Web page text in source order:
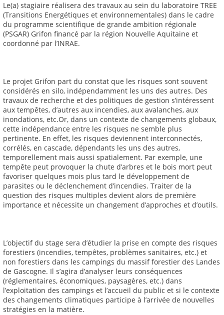
Le(a) stagiaire réalisera des travaux au sein du laboratoire TREE
(Transitions Energétiques et environnementales) dans le cadre
du programme scientifique de grande ambition régionale
(PSGAR) Grifon financé par la région Nouvelle Aquitaine et
coordonné par l’INRAE.
Le projet Grifon part du constat que les risques sont souvent
considérés en silo, indépendamment les uns des autres. Des
travaux de recherche et des politiques de gestion s’intéressent
aux tempêtes, d’autres aux incendies, aux avalanches, aux
inondations, etc.Or, dans un contexte de changements globaux,
cette indépendance entre les risques ne semble plus
pertinente. En effet, les risques deviennent interconnectés,
corrélés, en cascade, dépendants les uns des autres,
temporellement mais aussi spatialement. Par exemple, une
tempête peut provoquer la chute d’arbres et le bois mort peut
favoriser quelques mois plus tard le développement de
parasites ou le déclenchement d’incendies. Traiter de la
question des risques multiples devient alors de première
importance et nécessite un changement d’approches et d’outils.
L’objectif du stage sera d’étudier la prise en compte des risques
forestiers (incendies, tempêtes, problèmes sanitaires, etc.) et
non forestiers dans les campings du massif forestier des Landes
de Gascogne. Il s’agira d’analyser leurs conséquences
(réglementaires, économiques, paysagères, etc.) dans
l’exploitation des campings et l’accueil du public et si le contexte
des changements climatiques participe à l’arrivée de nouvelles
stratégies en la matière.